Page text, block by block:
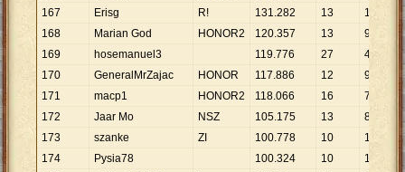
167
Erisg R! 131.282 13 10
168
Marian God HONOR2 120.357 13 9
258
169
hosemanuel3 119.776 27 4 .436
170
GeneralMrZajac HONOR 117.886 12 9
171
macp1 HONOR2 118.066 16 7
172
Jaar Mo NSZ 105.175 13 8 090
173
szanke ZI 100.778 10 10
174
Pysia78 100.324 10 10 .